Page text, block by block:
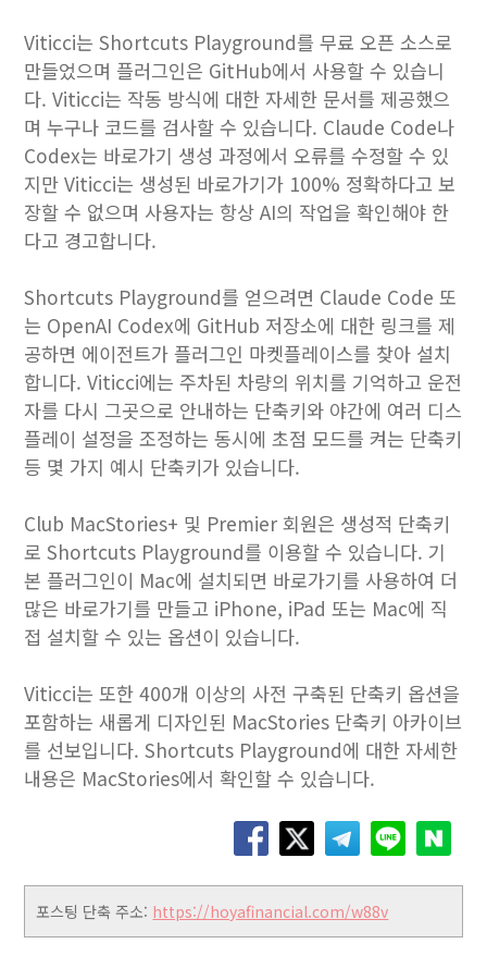
Viticci는 Shortcuts Playground를 무료 오픈 소스로
만들었으며 플러그인은 GitHub에서 사용할 수 있습니
다. Viticci는 작동 방식에 대한 자세한 문서를 제공했으
며 누구나 코드를 검사할 수 있습니다. Claude Code나
Codex는 바로가기 생성 과정에서 오류를 수정할 수 있
지만 Viticci는 생성된 바로가기가 100% 정확하다고 보
장할 수 없으며 사용자는 항상 AI의 작업을 확인해야 한
다고 경고합니다.
Shortcuts Playground를 얻으려면 Claude Code 또
는 OpenAI Codex에 GitHub 저장소에 대한 링크를 제
공하면 에이전트가 플러그인 마켓플레이스를 찾아 설치
합니다. Viticci에는 주차된 차량의 위치를 ​​기억하고 운전
자를 다시 그곳으로 안내하는 단축키와 야간에 여러 디스
플레이 설정을 조정하는 동시에 초점 모드를 켜는 단축키
등 몇 가지 예시 단축키가 있습니다.
Club MacStories+ 및 Premier 회원은 생성적 단축키
로 Shortcuts Playground를 이용할 수 있습니다. 기
본 플러그인이 Mac에 설치되면 바로가기를 사용하여 더
많은 바로가기를 만들고 iPhone, iPad 또는 Mac에 직
접 설치할 수 있는 옵션이 있습니다.
Viticci는 또한 400개 이상의 사전 구축된 단축키 옵션을
포함하는 새롭게 디자인된 MacStories 단축키 아카이브
를 선보입니다. Shortcuts Playground에 대한 자세한
내용은 MacStories에서 확인할 수 있습니다.
포스팅 단축 주소: https://hoyafinancial.com/w88v